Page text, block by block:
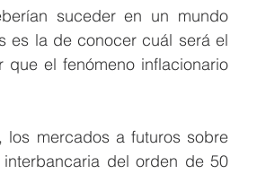
suceder en un mundo
es la de conocer cuál será el
el fenómeno inflacionario
los mercados a futuros sobre
del orden de 50